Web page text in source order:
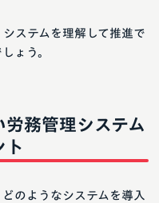
ステムを理解して推進で
ょう。
務管理システム
ト
のようなシステムを導入